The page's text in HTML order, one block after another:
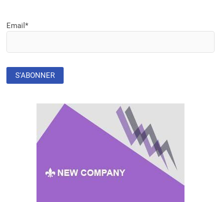
L’ORDRE
NATIONAL
INSTALLÉE
Email*